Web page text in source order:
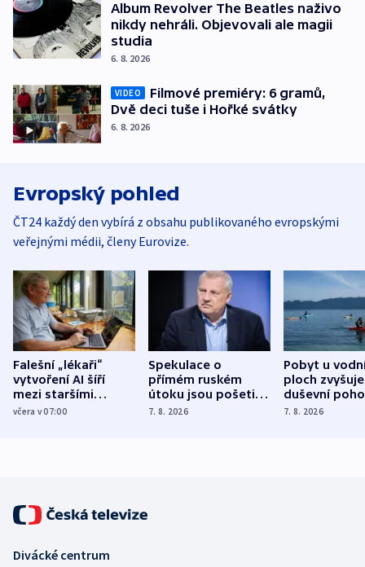
Album Revolver The Beatles naživo
nikdy nehráli. Objevovali ale magii
studia
6. 8. 2026
VIDEO
Filmové premiéry: 6 gramů,
Dvě deci tuše i Hořké svátky
6. 8. 2026
Evropský pohled
ČT24 každý den vybírá z obsahu publikovaného evropskými
veřejnými médii, členy Eurovize.
Falešní „lékaři“
vytvoření AI šíří
mezi staršími
Poláky nebezpečné
včera v 07:00
Spekulace o
přímém ruském
útoku jsou pošetilé,
míní estonský
7. 8. 2026
Pobyt u
ploch zvyšuje
duševní
ukázala
7. 8. 2026
Divácké centrum